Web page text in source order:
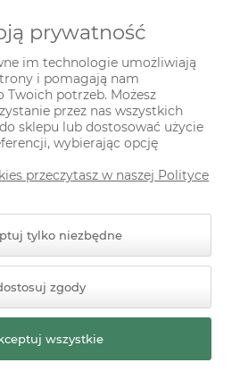
Sklep internetowy Shoper
Premium
prywatność
im technologie umożliwiają
i pomagają nam
potrzeb. Możesz
przez nas wszystkich
sklepu lub dostosować użycie
wybierając opcję
przeczytasz w naszej Polityce
tylko niezbędne
zgody
wszystkie